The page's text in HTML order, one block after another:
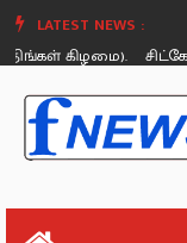
LATEST NEWS :
கிழமை).
சிட்கோ
Monday, August 26